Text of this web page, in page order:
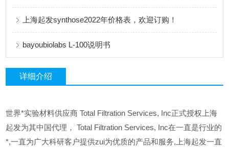
上海起发synthose2022年价格表，欢迎订购！
bayoubiolabs L-100说明书
详细介绍
世界*实验材料供应商 Total Filtration Services, Inc正式授权上海
起发为其中国代理， Total Filtration Services, Inc在一直是行业的
*,一直为广大科研客户提供zui为优质的产品和服务,上海起发一直